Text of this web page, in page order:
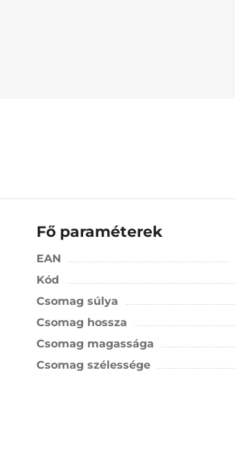
Fő paraméterek
EAN
Kód
Csomag súlya
Csomag hossza
Csomag magassága
Csomag szélessége